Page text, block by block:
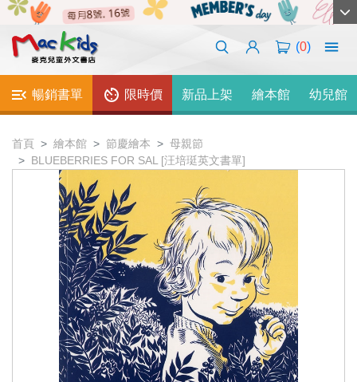
(0)
暢銷書單 限時價 新品上架 繪本館 幼兒館
首頁 繪本館 節慶繪本
母親節
BLUEBERRIES FOR SAL [汪培珽英文書單]